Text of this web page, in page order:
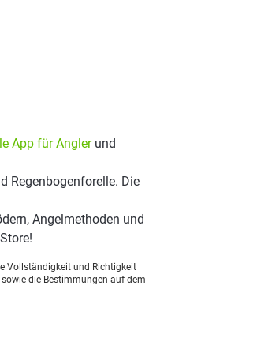
App für Anglerund
Regenbogenforelle. Die
Angelmethoden und
Vollständigkeit und Richtigkeit
die Bestimmungen auf dem